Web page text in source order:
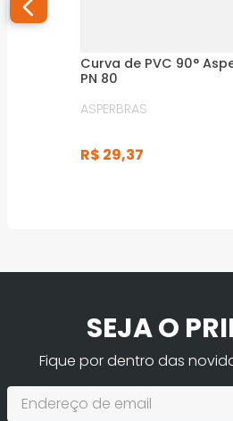
Curva de PVC 90°
PN 80
ASPERBRAS
R$ 29,37
SEJA O
Fique por dentro das